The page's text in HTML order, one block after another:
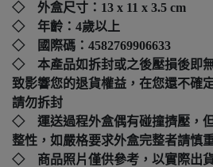
◇ 外盒尺寸： 13 x 11 x 3.5 cm
◇ 年齡：4歲以上
◇ 國際碼： 4582769906633
◇ 本產品如拆封或之後壓損後即
致影響您的退貨權益，在您還不確
請勿拆封
◇ 運送過程外盒偶有碰撞擠壓，
整性，如嚴格要求外盒完整者請慎
◇ 商品照片僅供參考，以實際出